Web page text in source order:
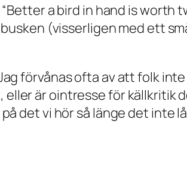
a bird in hand is worth
(visserligen med ett
förvånas ofta av att folk
är ointresse för källkritik
det vi hör så länge det inte